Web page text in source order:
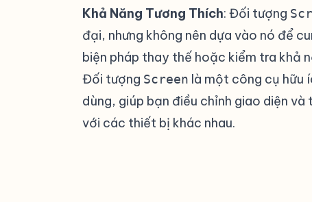
Khả Năng Tương Thích: Đối tượng
đại, nhưng không nên dựa vào nó để
biện pháp thay thế hoặc kiểm tra khả
Đối tượng Screen là một công cụ hữu
dùng, giúp bạn điều chỉnh giao diện
với các thiết bị khác nhau.